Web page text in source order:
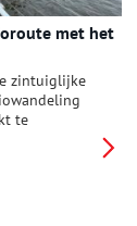
met het
zintuiglijke
te
dit project